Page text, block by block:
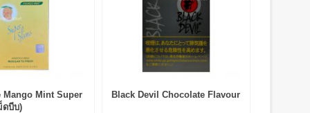
Mango Mint Super
ดบีบ)
Black Devil Chocolate Flavour